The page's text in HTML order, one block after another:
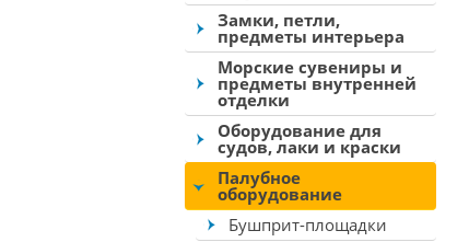
Замки, петли,
предметы интерьера
Морские сувениры и
предметы внутренней
отделки
Оборудование для
судов, лаки и краски
Палубное
оборудование
Бушприт-площадки